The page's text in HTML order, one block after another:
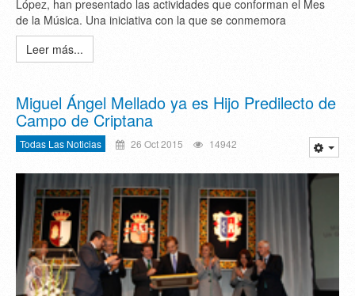
López, han presentado las actividades que conforman el Mes
de la Música. Una iniciativa con la que se conmemora
Leer más...
Miguel Ángel Mellado ya es Hijo Predilecto de
Campo de Criptana
Todas Las Noticias 26 Oct 2015 14942